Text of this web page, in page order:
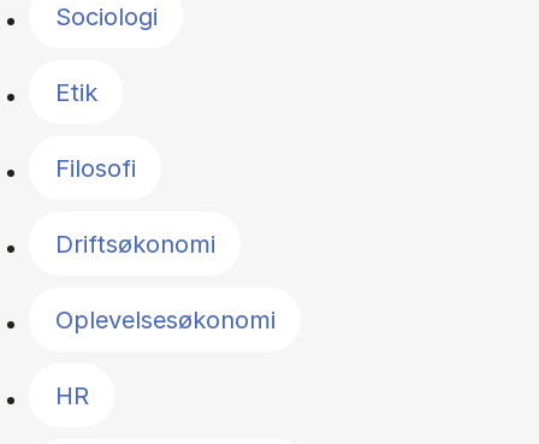
Sociologi
Etik
Filosofi
Driftsøkonomi
Oplevelsesøkonomi
HR